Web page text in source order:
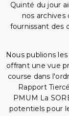
Quinté du jour
nos archives
fournissant des
Nous publions
offrant une vue
course dans
Rapport
PMUM La
potentiels pour